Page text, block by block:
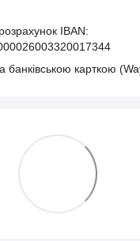
IBAN:
банківською карткою